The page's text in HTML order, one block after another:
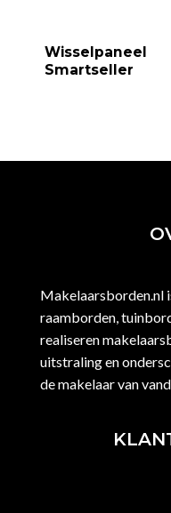
Wisselpaneel
Smartseller
Makelaarsborden.nl
raamborden,
realiseren
uitstraling en
de makelaar van